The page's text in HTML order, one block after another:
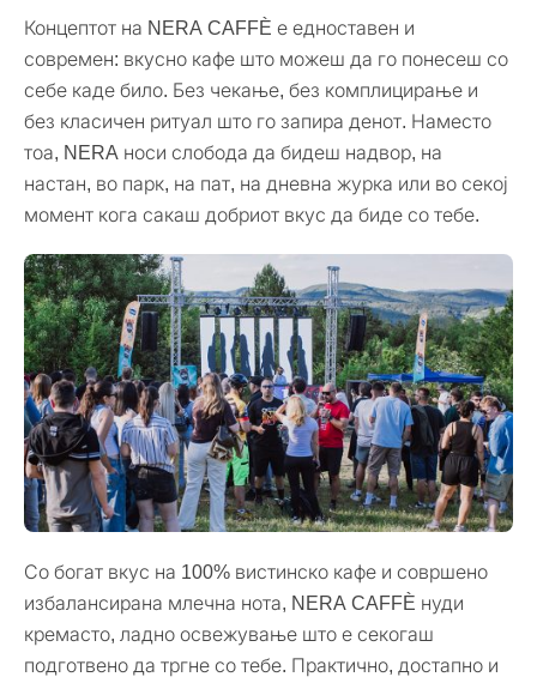
Концептот на NERA CAFFÈ е едноставен и
современ: вкусно кафе што можеш да го понесеш со
себе каде било. Без чекање, без комплицирање и
без класичен ритуал што го запира денот. Наместо
тоа, NERA носи слобода да бидеш надвор, на
настан, во парк, на пат, на дневна журка или во секој
момент кога сакаш добриот вкус да биде со тебе.
Со богат вкус на 100% вистинско кафе и совршено
избалансирана млечна нота, NERA CAFFÈ нуди
кремасто, ладно освежување што е секогаш
подготвено да тргне со тебе. Практично, достапно и